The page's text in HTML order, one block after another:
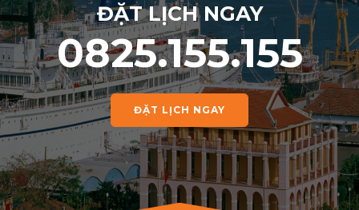
ĐẶT LỊCH NGAY
0825.155.155
ĐẶT LỊCH NGAY